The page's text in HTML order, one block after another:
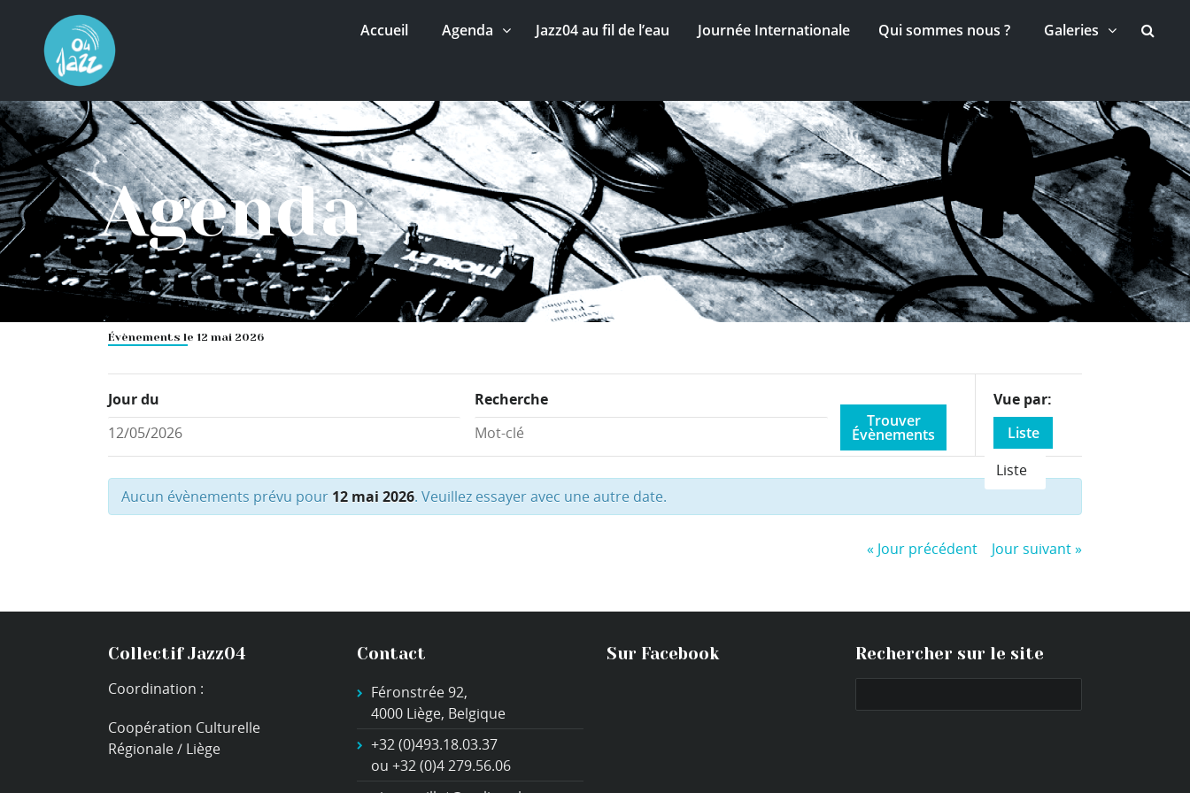
Accueil Agenda Jazz04 au fil de l’eau Journée Internationale Qui sommes nous ? Galeries
Agenda
Évènements le 12 mai 2026
Event
Views
Navigation
Vue par
Liste
Liste
Jour du Recherche
Aucun évènements prévu pour 12 mai 2026. Veuillez essayer avec une autre date.
« Jour précédent Jour suivant»
Collectif Jazz04
Coordination :
Coopération Culturelle
Régionale / Liège
Contact
Féronstrée 92,
4000 Liège, Belgique
+32 (0)493.18.03.37
ou +32 (0)4 279.56.06
Sur Facebook Rechercher sur le site